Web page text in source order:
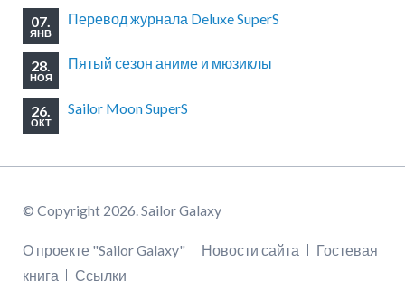
07.
ЯНВ
Перевод журнала Deluxe SuperS
28.
НОЯ
Пятый сезон аниме и мюзиклы
26.
ОКТ
Sailor Moon SuperS
© Copyright 2026. Sailor Galaxy
Пропустить
навигацию
О проекте "Sailor Galaxy" Новости сайта
Гостевая
книга
Ссылки